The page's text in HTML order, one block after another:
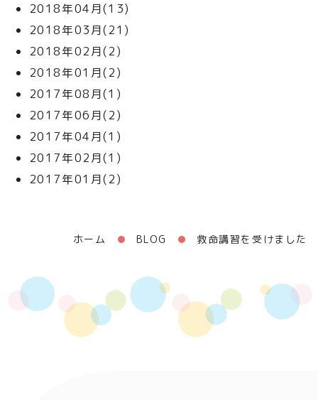
2018年04月(13)
2018年03月(21)
2018年02月(2)
2018年01月(2)
2017年08月(1)
2017年06月(2)
2017年04月(1)
2017年02月(1)
2017年01月(2)
ホーム BLOG 救命講習を受けました